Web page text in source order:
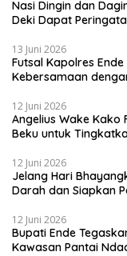
Nasi Dingin dan
Deki Dapat
13 Juni 2026
Futsal Kapolres
Kebersamaan
12 Juni 2026
Angelius Wake Kako
Beku untuk
12 Juni 2026
Jelang Hari
Darah dan Siapkan
12 Juni 2026
Bupati Ende
Kawasan Pantai